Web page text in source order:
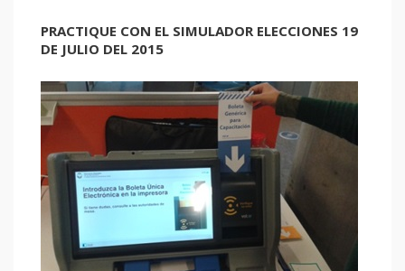
PRACTIQUE CON EL SIMULADOR ELECCIONES 19
DE JULIO DEL 2015